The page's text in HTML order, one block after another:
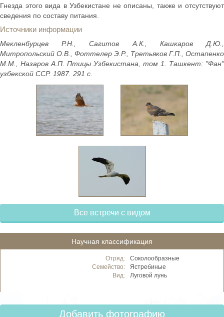
Гнезда этого вида в Узбекистане не описаны, также и отсутствуют
сведения по составу питания.
Источники информации
Мекленбурцев Р.Н., Сагитов А.К., Кашкаров Д.Ю.,
Митропольский О.В., Фоттелер Э.Р., Третьяков Г.П., Остапенко
М.М., Назаров А.П. Птицы Узбекистана, том 1. Ташкент: "Фан"
узбекской ССР. 1987. 291 с.
Все встречи с видом
Научная классификация
Отряд:
Соколообразные
Семейство:
Ястребиные
Вид:
Луговой лунь
Добавить фотографию